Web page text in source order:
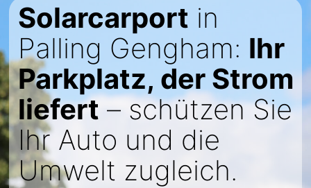
Solarcarport in
Palling Gengham: Ihr
Parkplatz, der Strom
liefert – schützen Sie
Ihr Auto und die
Umwelt zugleich.